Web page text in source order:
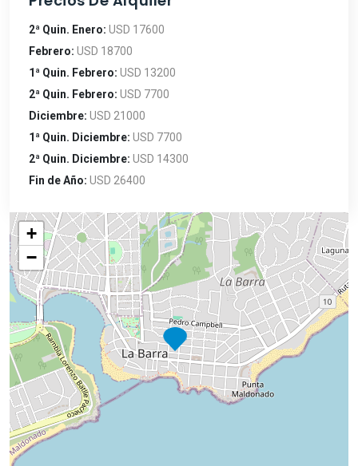
2ª Quin. Enero: USD 17600
Febrero: USD 18700
1ª Quin. Febrero: USD 13200
2ª Quin. Febrero: USD 7700
Diciembre: USD 21000
1ª Quin. Diciembre: USD 7700
2ª Quin. Diciembre: USD 14300
Fin de Año: USD 26400
+
−